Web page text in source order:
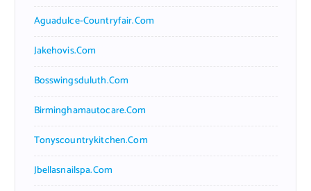
Aguadulce-Countryfair.com
Jakehovis.com
Bosswingsduluth.com
Birminghamautocare.com
Tonyscountrykitchen.com
Jbellasnailspa.com